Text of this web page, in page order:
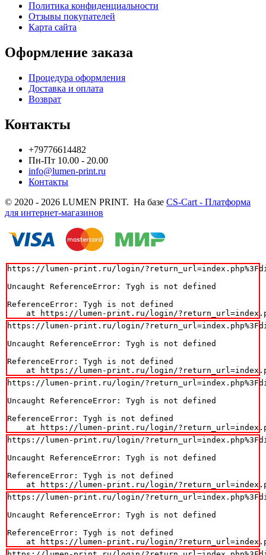
Политика конфиденциальности
Отзывы покупателей
Карта сайта
Оформление заказа
Процедура оформления
Доставка и оплата
Возврат
Контакты
+79776614482
Пн-Пт 10.00 - 20.00
info@lumen-print.ru
Контакты
© 2020 - 2026 LUMEN PRINT. На базе CS-Cart - Платформа
для интернет-магазинов
https://lumen-print.ru/login/
Uncaught ReferenceError: Tygh is not defined
ReferenceError: Tygh is not defined
at https://lumen-print.ru/login/
https://lumen-print.ru/login/
Uncaught ReferenceError: Tygh is not defined
ReferenceError: Tygh is not defined
at https://lumen-print.ru/login/
https://lumen-print.ru/login/
Uncaught ReferenceError: Tygh is not defined
ReferenceError: Tygh is not defined
at https://lumen-print.ru/login/
https://lumen-print.ru/login/
Uncaught ReferenceError: Tygh is not defined
ReferenceError: Tygh is not defined
at https://lumen-print.ru/login/
https://lumen-print.ru/login/
Uncaught ReferenceError: Tygh is not defined
ReferenceError: Tygh is not defined
at https://lumen-print.ru/login/